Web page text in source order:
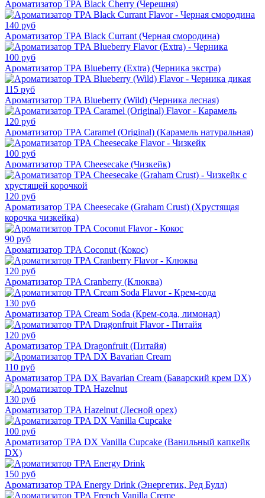
Ароматизатор TPA Black Cherry (Черешня)
140 руб
Ароматизатор TPA Black Currant (Черная смородина)
100 руб
Ароматизатор TPA Blueberry (Extra) (Черника экстра)
115 руб
Ароматизатор TPA Blueberry (Wild) (Черника лесная)
120 руб
Ароматизатор TPA Caramel (Original) (Карамель натуральная)
100 руб
Ароматизатор TPA Cheesecake (Чизкейк)
120 руб
Ароматизатор TPA Cheesecake (Graham Crust) (Хрустящая
корочка чизкейка)
90 руб
Ароматизатор TPA Coconut (Кокос)
120 руб
Ароматизатор TPA Cranberry (Клюква)
130 руб
Ароматизатор TPA Cream Soda (Крем-сода, лимонад)
120 руб
Ароматизатор TPA Dragonfruit (Питайя)
110 руб
Ароматизатор TPA DX Bavarian Cream (Баварский крем DX)
130 руб
Ароматизатор TPA Hazelnut (Лесной орех)
100 руб
Ароматизатор TPA DX Vanilla Cupcake (Ванильный капкейк
DX)
150 руб
Ароматизатор TPA Energy Drink (Энергетик, Ред Булл)